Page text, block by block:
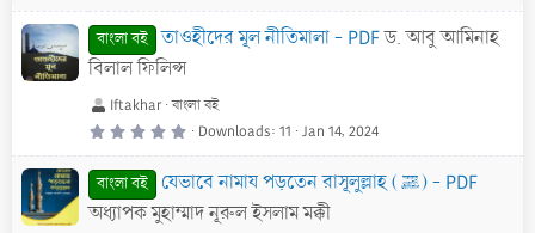
0
0
s
a
s
)
বাংলা বই তাওহীদের মূল নীতিমালা - PDFড. আবু আমিনাহ
বিলাল ফিলিপ্স
Iftakhar বাংলা বই
0
0
s
t
a
r
Downloads 11 Jan 14, 2024
বাংলা বই
যেভাবে নামায পড়তেন রাসূলুল্লাহ (ﷺ) - PDF
অধ্যাপক মুহাম্মাদ নূরুল ইসলাম মক্কী